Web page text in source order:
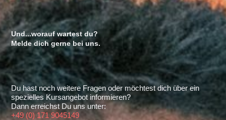
Und...worauf wartest du?
Melde dich gerne bei uns.
Du hast noch weitere Fragen oder möchtest dich über ein
spezielles Kursangebot informieren?
Dann erreichst Du uns unter:
+49 (0) 171 9045149